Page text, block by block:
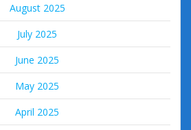
August 2025
July 2025
June 2025
May 2025
April 2025